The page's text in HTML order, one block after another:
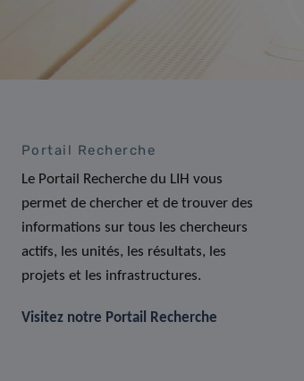
Portail Recherche
Le Portail Recherche du LIH vous
permet de chercher et de trouver des
informations sur tous les chercheurs
actifs, les unités, les résultats, les
projets et les infrastructures.
Visitez notre Portail Recherche